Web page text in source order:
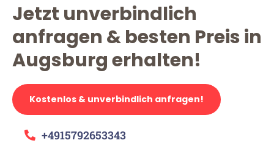
Jetzt unverbindlich
anfragen & besten Preis in
Augsburg erhalten!
Kostenlos & unverbindlich anfragen!
+4915792653343